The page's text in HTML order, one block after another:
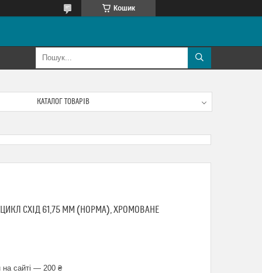
Кошик
КАТАЛОГ ТОВАРІВ
СХІД 61,75 ММ (НОРМА), ХРОМОВАНЕ
на сайті — 200 ₴